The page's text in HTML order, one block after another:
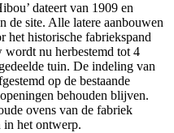
dateert van 1909 en
de site. Alle latere aanbouwen
het historische fabriekspand
nu herbestemd tot 4
tuin. De indeling van
op de bestaande
behouden blijven.
ovens van de fabriek
in het ontwerp.